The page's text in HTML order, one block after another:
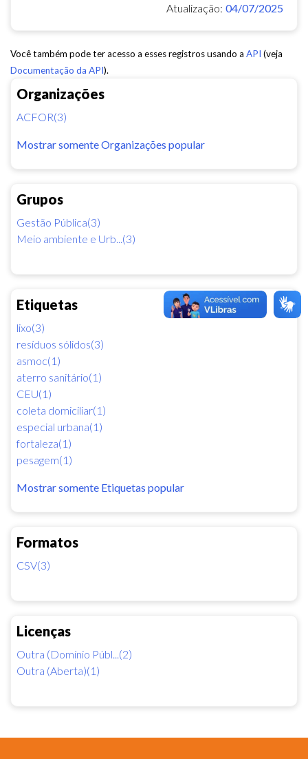
Organizações
ACFOR(3)
Mostrar somente Organizações popular
Grupos
Gestão Pública(3)
Meio ambiente e Urb...(3)
Etiquetas
lixo(3)
resíduos sólidos(3)
asmoc(1)
aterro sanitário(1)
CEU(1)
coleta domiciliar(1)
especial urbana(1)
fortaleza(1)
pesagem(1)
Mostrar somente Etiquetas popular
Formatos
CSV(3)
Licenças
Outra (Domínio Públ...(2)
Outra (Aberta)(1)
Atualização: 04/07/2025
Você também pode ter acesso a esses registros usando a API (veja
Documentação da API).